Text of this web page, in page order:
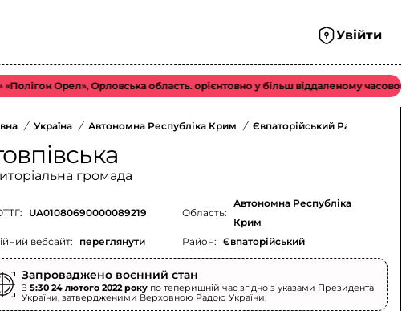
Увійти
Орел», Орловська область. орієнтовно у більш віддаленому часовому вікні
/ Україна / Автономна Республіка Крим / Євпаторійський Район
громада
UA01080690000089219
вебсайт: переглянути
Область:
Автономна Республіка
Крим
Район: Євпаторійський
Запроваджено воєнний стан
З5:30 24 лютого 2022 року по теперишній час згідно з указами Президента
України, затвердженими Верховною Радою України.